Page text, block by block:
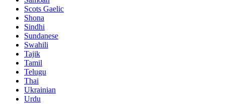
Scots Gaelic
Shona
Sindhi
Sundanese
Swahili
Tajik
Tamil
Telugu
Thai
Ukrainian
Urdu